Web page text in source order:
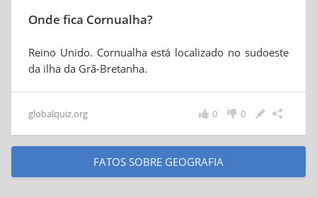
Onde fica Cornualha?
Reino Unido. Cornualha está localizado no sudoeste
da ilha da Grã-Bretanha.
globalquiz.org 0
0
FATOS SOBRE GEOGRAFIA